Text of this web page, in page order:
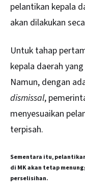
pelantikan kepala
akan dilakukan
Untuk tahap
kepala daerah
Namun, dengan
dismissal,
menyesuaikan
terpisah.
Sementara itu,
di MK akan tetap
perselisihan.